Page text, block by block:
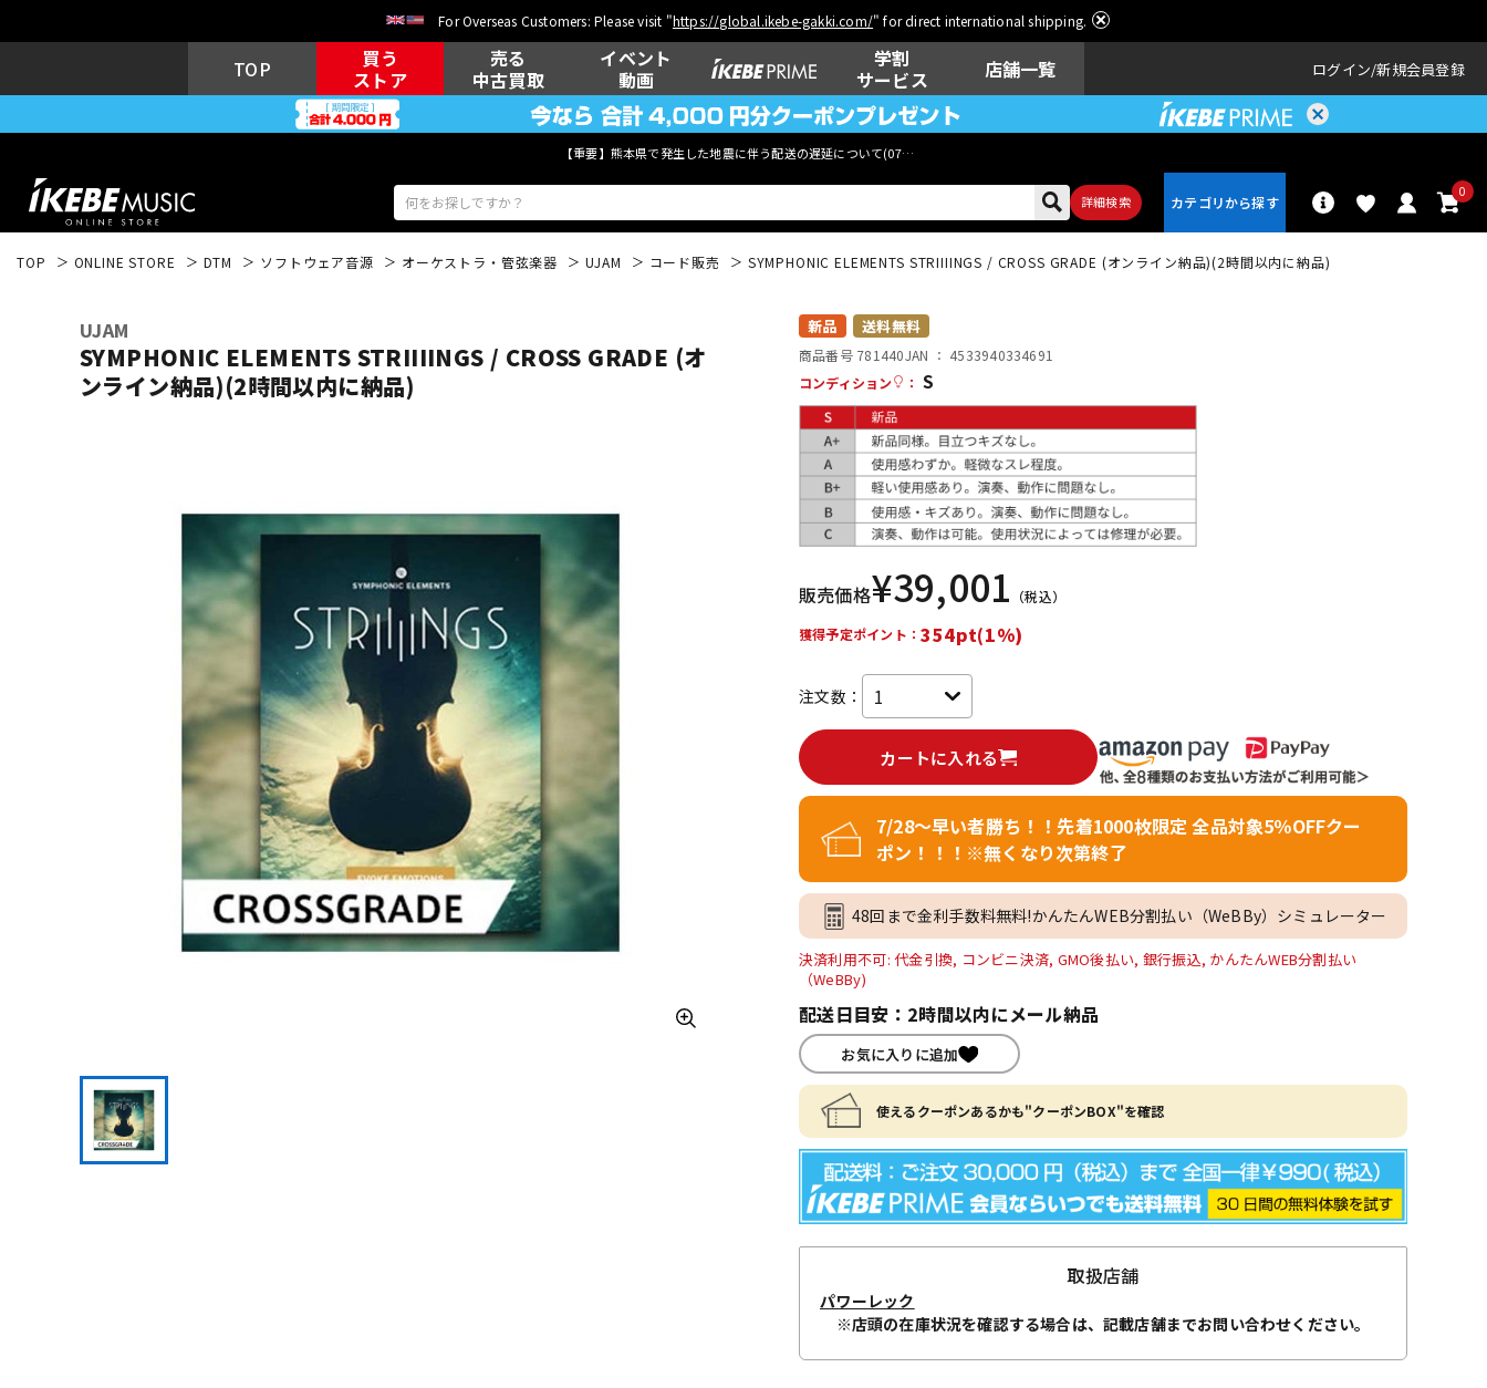
For Overseas Customers: Please visit "https://global.ikebe-gakki.com/" for direct international shipping.
TOP
買う
ストア
売る
中古買取
イベント
動画
学割
サービス
店舗一覧 ログイン 新規会員登録
【重要】熊本県で発生した地震に伴う配送の遅延について(07月29日
詳細検索
0
ウクレレ
その他楽器
DJ機器 DTM DTM オンラ レコーディン
グ機器
配信/ライブ
機器
中古 ヴィンテージ
TOP ONLINE STORE DTM ソフトウェア音源 オーケストラ・管弦楽器 UJAM コード販売 SYMPHONIC ELEMENTS STRIIIINGS / CROSS GRADE (オンライン納品)(2時間以内に納品)
UJAM
SYMPHONIC ELEMENTS STRIIIINGS / CROSS GRADE (オ
ンライン納品)(2時間以内に納品)
新品 送料無料
商品番号 781440JAN ： 4533940334691
コンディション
： S
販売価格¥39,001 （税込）
獲得予定ポイント：354pt(1%)
注文数：
カートに入れる
7/28～早い者勝ち！！先着1000枚限定 全品対象5％OFFクー
ポン！！！※無くなり次第終了
48回まで金利手数料無料!かんたんWEB分割払い（WeBBy）シミュレーター
決済利用不可: 代金引換, コンビニ決済, GMO後払い, 銀行振込, かんたんWEB分割払い
（WeBBy)
配送日目安：2時間以内にメール納品
お気に入りに追加
使えるクーポンあるかも"クーポンBOX"を確認
取扱店舗
パワーレック
※店頭の在庫状況を確認する場合は、記載店舗までお問い合わせください。